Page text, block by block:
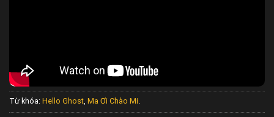
Từ khóa: Hello Ghost Ma Ơi Chào Mi